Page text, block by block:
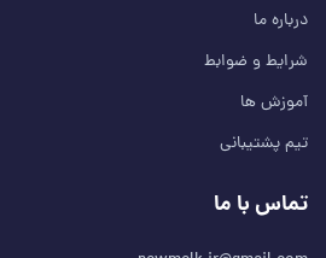
درباره ما
شرایط و ضوابط
آموزش ها
تیم پشتیبانی
تماس با ما